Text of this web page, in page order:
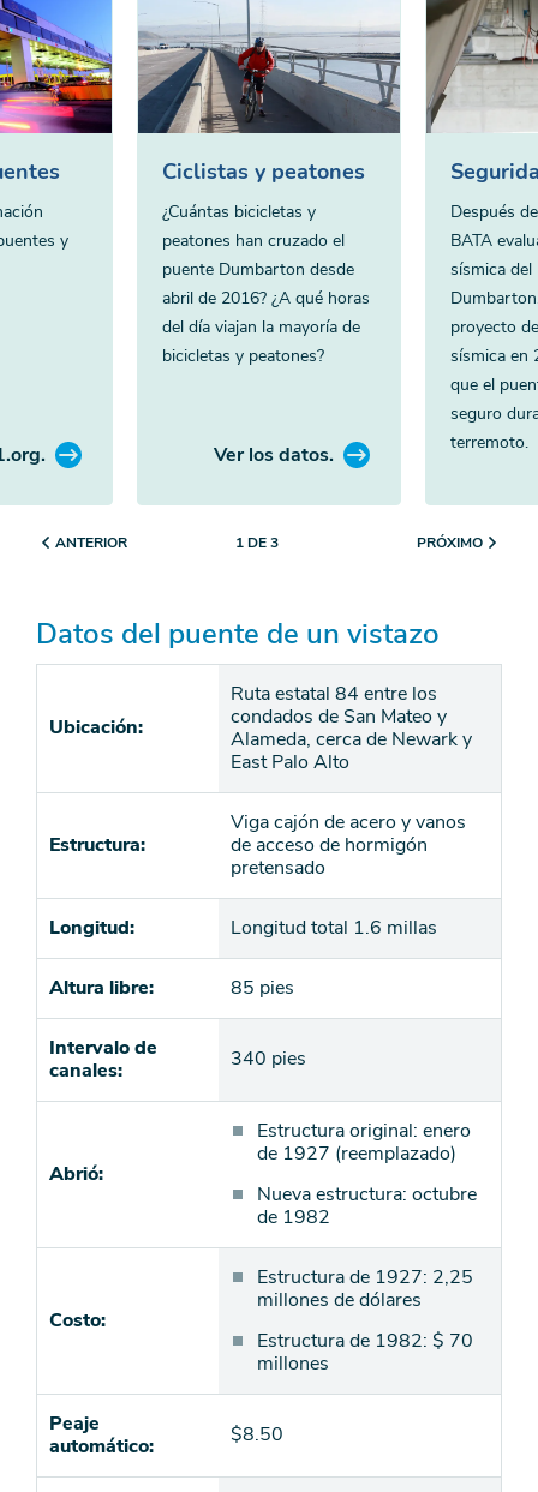
y
Ciclistas y peatones
¿Cuántas bicicletas y
peatones han cruzado el
puente Dumbarton desde
abril de 2016? ¿A qué horas
del día viajan la mayoría de
bicicletas y peatones?
Ver los datos.
Después
BATA
sísmica del
proyecto
sísmica en
que el
seguro
terremoto.
ANTERIOR 1 DE 3 PRÓXIMO
Datos del puente de un vistazo
Ubicación:
Ruta estatal 84 entre los
condados de San Mateo y
Alameda, cerca de Newark y
East Palo Alto
Estructura:
Viga cajón de acero y vanos
de acceso de hormigón
pretensado
Longitud: Longitud total 1.6 millas
Altura libre: 85 pies
Intervalo de
canales:
340 pies
Abrió:
Estructura original: enero
de 1927 (reemplazado)
Nueva estructura: octubre
de 1982
Costo:
Estructura de 1927: 2,25
millones de dólares
Estructura de 1982: $ 70
millones
Peaje
automático:
$8.50